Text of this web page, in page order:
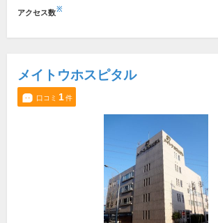
アクセス数※
メイトウホスピタル
口コミ 1件